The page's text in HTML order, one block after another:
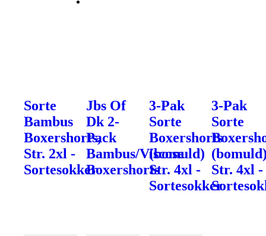
Sorte
Bambus
Boxershorts,
Str. 2xl -
Sortesokker
Jbs Of
Dk 2-
Pack
Bambus/Viscose
Boxershorts
3-Pak
Sorte
Boxershorts
(bomuld)
Str. 4xl -
Sortesokker
3-Pak
Sorte
Str. 4xl -